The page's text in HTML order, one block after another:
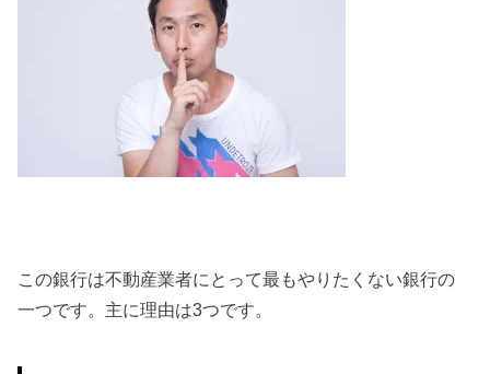
この銀行は不動産業者にとって最もやりたくない銀行の
一つです。主に理由は3つです。